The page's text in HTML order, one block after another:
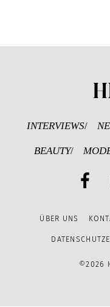
INTERVIEWS
BEAUTY
ÜBER UNS
©2026